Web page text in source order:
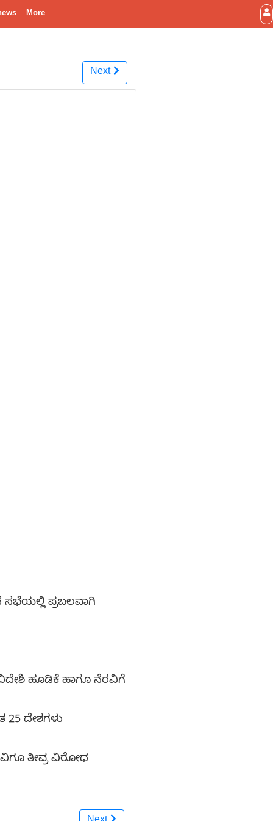
More
Next
ಸಭೆಯಲ್ಲಿ ಪ್ರಬಲವಾಗಿ
ವಿದೇಶಿ ಹೂಡಿಕೆ ಹಾಗೂ ನೆರವಿಗೆ
25 ದೇಶಗಳು
ತೀವ್ರ ವಿರೋಧ